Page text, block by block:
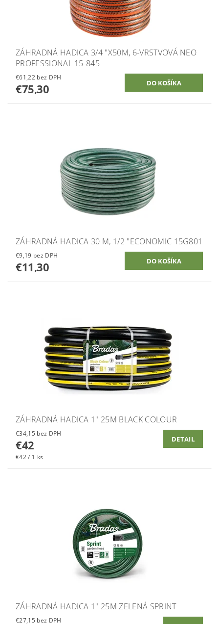
ZÁHRADNÁ HADICA 3/4 "X50M, 6-VRSTVOVÁ NEO
PROFESSIONAL 15-845
€61,22 bez DPH
€75,30
ZÁHRADNÁ HADICA 30 M, 1/2 "ECONOMIC 15G801
€9,19 bez DPH
€11,30
ZÁHRADNÁ HADICA 1" 25M BLACK COLOUR
€34,15 bez DPH
€42
€42 / 1 ks
DETAIL
ZÁHRADNÁ HADICA 1" 25M ZELENÁ SPRINT
€27,15 bez DPH